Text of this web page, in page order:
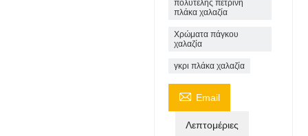
πολυτελής πέτρινη
πλάκα χαλαζία
Χρώματα πάγκου
χαλαζία
γκρι πλάκα χαλαζία
 Email
Λεπτομέριες